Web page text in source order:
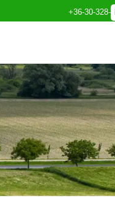
+36-30-328-